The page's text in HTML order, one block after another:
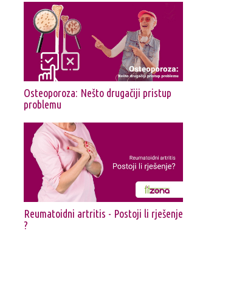
Osteoporoza: Nešto drugačiji pristup
problemu
Reumatoidni artritis - Postoji li rješenje
?